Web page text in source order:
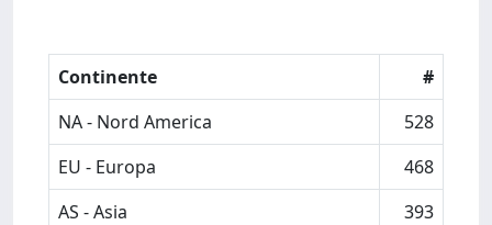
Continente
#
NA - Nord America
528
EU - Europa
468
AS - Asia
393